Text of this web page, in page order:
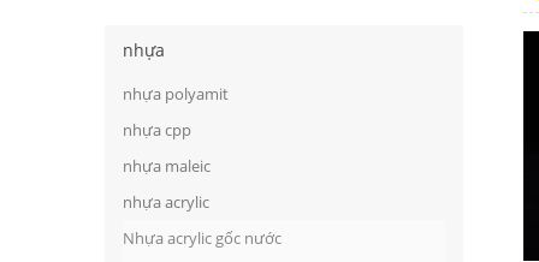
nhựa
nhựa polyamit
nhựa cpp
nhựa maleic
nhựa acrylic
Nhựa acrylic gốc nước